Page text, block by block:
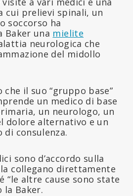
cui prelievi spinali, un
soccorso ha
Baker una mielite
neurologica che
del midollo
che il suo “gruppo base”
un medico di base
un neurologo, un
dolore alternativo e un
di consulenza.
sono d’accordo sulla
collegano direttamente
“le altre cause sono state
la Baker.